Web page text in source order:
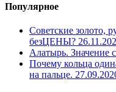
Популярное
Советские золото,
безЦЕНЫ?
Алатырь. Значение
Почему кольца
на пальце.